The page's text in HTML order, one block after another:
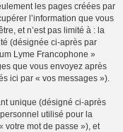
les pages créées par
l’information que vous
et n’est pas limité à : la
(désignée ci-après par
Lyme Francophone »
que vous envoyez après
ici par « vos messages »).
unique (désigné ci-après
utilisé pour la
votre mot de passe »), et